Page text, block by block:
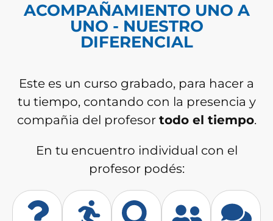
ACOMPAÑAMIENTO UNO A
UNO - NUESTRO
DIFERENCIAL
Este es un curso grabado, para hacer a
tu tiempo, contando con la presencia y
compañia del profesor todo el tiempo.
En tu encuentro individual con el
profesor podés: